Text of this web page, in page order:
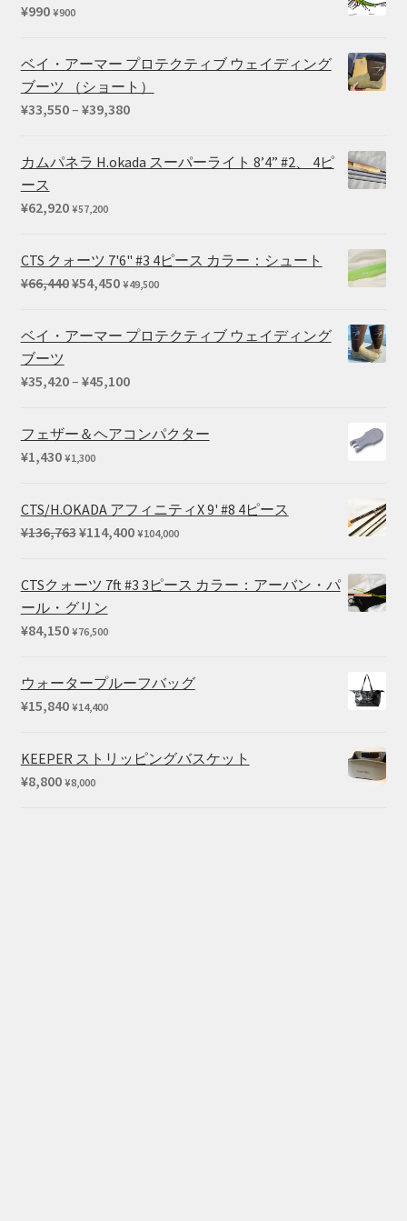
¥990 ¥900
ベイ・アーマー プロテクティブ ウェイディング
ブーツ （ショート）
¥33,550– ¥39,380価
帯:
カムパネラ H.okada スーパーライト 8’4” #2、 4ピ
ース
¥62,920 ¥57,200
CTS クォーツ 7'6" #3 4ピース カラー：シュート
¥66,440元
価
¥66,440
し
た。
¥54,450現
で
¥49,500
ベイ・アーマー プロテクティブ ウェイディング
ブーツ
¥35,420– ¥45,100価
帯:
フェザー＆ヘアコンパクター
¥1,430 ¥1,300
CTS/H.OKADA アフィニティX 9' #8 4ピース
¥136,763元
格
し
た。
¥114,400現
の
で
¥104,000
CTSクォーツ 7ft #3 3ピース カラー：アーバン・パ
ール・グリン
¥84,150 ¥76,500
ウォータープルーフバッグ
¥15,840 ¥14,400
KEEPER ストリッピングバスケット
¥8,800 ¥8,000